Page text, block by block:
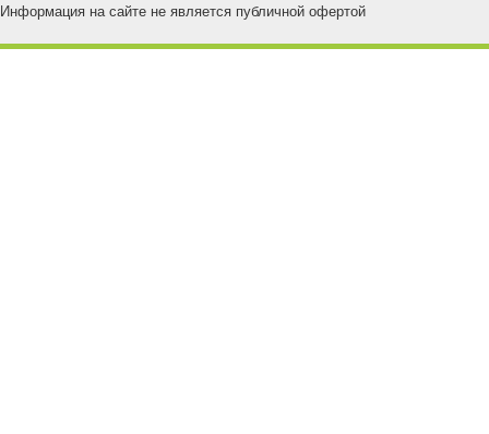
Информация на сайте не является публичной офертой